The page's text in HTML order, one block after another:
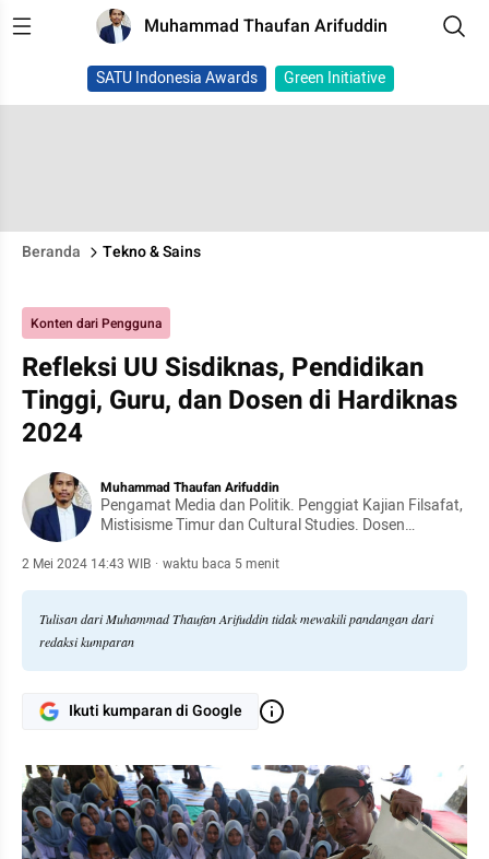
Muhammad Thaufan Arifuddin
SATU Indonesia Awards Green Initiative
Beranda Tekno & Sains
Konten dari Pengguna
Refleksi UU Sisdiknas, Pendidikan
Tinggi, Guru, dan Dosen di Hardiknas
2024
Muhammad Thaufan Arifuddin
Pengamat Media dan Politik. Penggiat Kajian Filsafat,
Mistisisme Timur dan Cultural Studies. Dosen
Ilmu Politik Universitas Andalas
2 Mei 2024 14:43 WIB · waktu baca 5 menit
Tulisan dari Muhammad Thaufan Arifuddin tidak mewakili pandangan dari
redaksi kumparan
Ikuti kumparan di Google